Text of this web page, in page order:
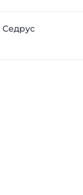
Седрус